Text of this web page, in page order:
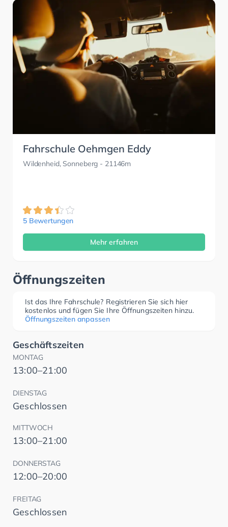
Fahrschule Oehmgen Eddy
Wildenheid, Sonneberg - 21146m
5 Bewertungen
Mehr erfahren
Öffnungszeiten
Ist das Ihre Fahrschule? Registrieren Sie sich hier
kostenlos und fügen Sie Ihre Öffnungszeiten hinzu.
Öffnungszeiten anpassen
Geschäftszeiten
MONTAG
13:00–21:00
DIENSTAG
Geschlossen
MITTWOCH
13:00–21:00
DONNERSTAG
12:00–20:00
FREITAG
Geschlossen